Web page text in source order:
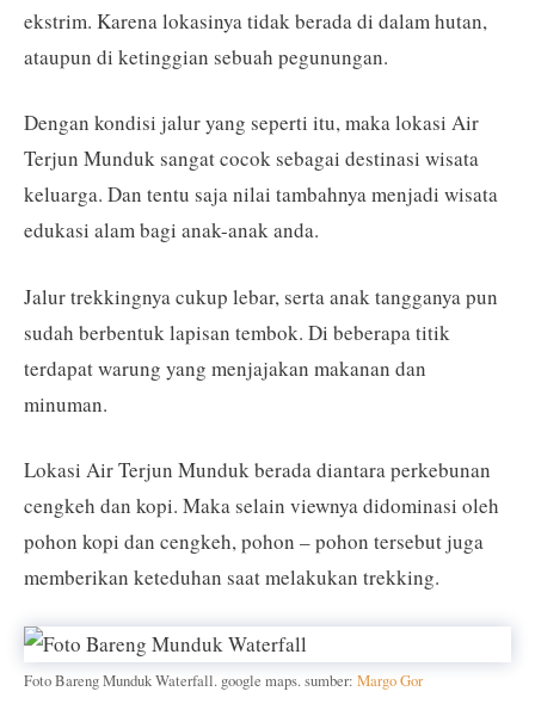
ekstrim. Karena lokasinya tidak berada di dalam hutan,
ataupun di ketinggian sebuah pegunungan.
Dengan kondisi jalur yang seperti itu, maka lokasi Air
Terjun Munduk sangat cocok sebagai destinasi wisata
keluarga. Dan tentu saja nilai tambahnya menjadi wisata
edukasi alam bagi anak-anak anda.
Jalur trekkingnya cukup lebar, serta anak tangganya pun
sudah berbentuk lapisan tembok. Di beberapa titik
terdapat warung yang menjajakan makanan dan
minuman.
Lokasi Air Terjun Munduk berada diantara perkebunan
cengkeh dan kopi. Maka selain viewnya didominasi oleh
pohon kopi dan cengkeh, pohon – pohon tersebut juga
memberikan keteduhan saat melakukan trekking.
Foto Bareng Munduk Waterfall. google maps. sumber: Margo Gor